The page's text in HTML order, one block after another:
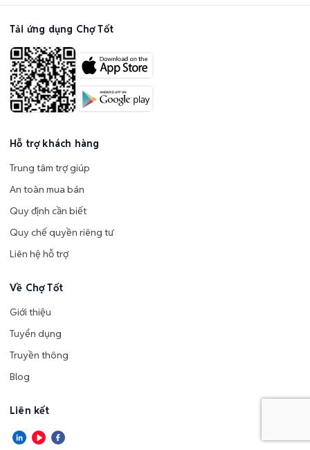
Tải ứng dụng Chợ Tốt
Hỗ trợ khách hàng
Trung tâm trợ giúp
An toàn mua bán
Quy định cần biết
Quy chế quyền riêng tư
Liên hệ hỗ trợ
Về Chợ Tốt
Giới thiệu
Tuyển dụng
Truyền thông
Blog
Liên kết